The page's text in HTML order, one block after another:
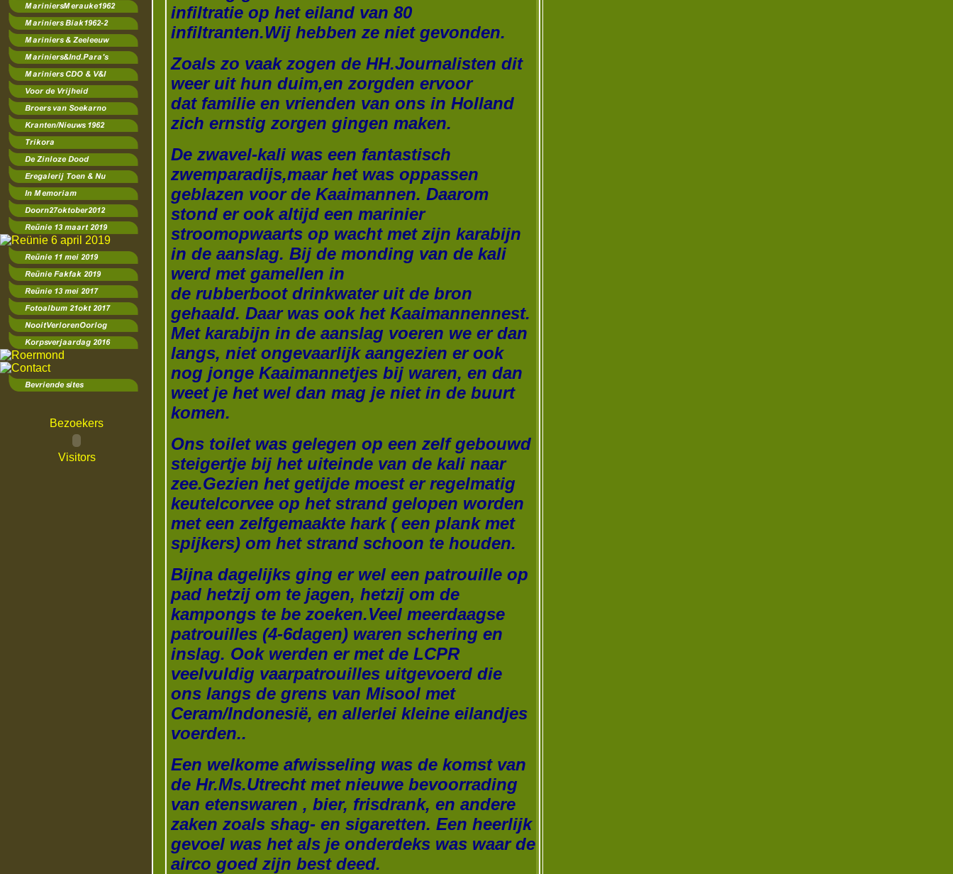
Bezoekers
Visitors
infiltratie op het eiland van 80
infiltranten.Wij hebben ze niet gevonden.
Zoals zo vaak zogen de HH.Journalisten dit
weer uit hun duim,en zorgden ervoor
dat familie en vrienden van ons in Holland
zich ernstig zorgen gingen maken.
De zwavel-kali was een fantastisch
zwemparadijs,maar het was oppassen
geblazen voor de Kaaimannen. Daarom
stond er ook altijd een marinier
stroomopwaarts op wacht met zijn karabijn
in de aanslag. Bij de monding van de kali
werd met gamellen in
de rubberboot drinkwater uit de bron
gehaald. Daar was ook het Kaaimannennest.
Met karabijn in de aanslag voeren we er dan
langs, niet ongevaarlijk aangezien er ook
nog jonge Kaaimannetjes bij waren, en dan
weet je het wel dan mag je niet in de buurt
komen.
Ons toilet was gelegen op een zelf gebouwd
steigertje bij het uiteinde van de kali naar
zee.Gezien het getijde moest er regelmatig
keutelcorvee op het strand gelopen worden
met een zelfgemaakte hark ( een plank met
spijkers) om het strand schoon te houden.
Bijna dagelijks ging er wel een patrouille op
pad hetzij om te jagen, hetzij om de
kampongs te be zoeken.Veel meerdaagse
patrouilles (4-6dagen) waren schering en
inslag. Ook werden er met de LCPR
veelvuldig vaarpatrouilles uitgevoerd die
ons langs de grens van Misool met
Ceram/Indonesië, en allerlei kleine eilandjes
voerden..
Een welkome afwisseling was de komst van
de Hr.Ms.Utrecht met nieuwe bevoorrading
van etenswaren , bier, frisdrank, en andere
zaken zoals shag- en sigaretten. Een heerlijk
gevoel was het als je onderdeks was waar de
airco goed zijn best deed.